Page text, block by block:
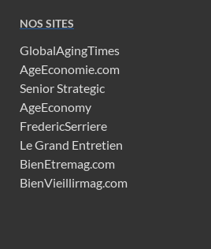
NOS SITES
GlobalAgingTimes
AgeEconomie.com
Senior Strategic
AgeEconomy
FredericSerriere
Le Grand Entretien
BienEtremag.com
BienVieillirmag.com